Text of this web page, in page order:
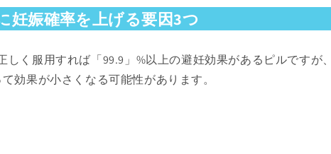
妊娠確率を上げる要因3つ
しく服用すれば「99.9」%以上の避妊効果があるピルですが
効果が小さくなる可能性があります。